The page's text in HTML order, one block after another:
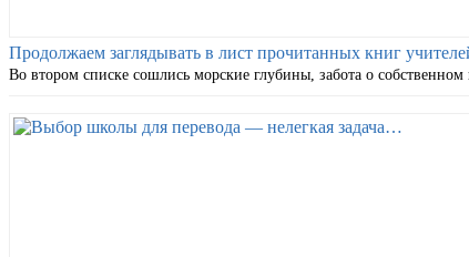
Продолжаем заглядывать в лист прочитанных книг
Во втором списке сошлись морские глубины, забота о